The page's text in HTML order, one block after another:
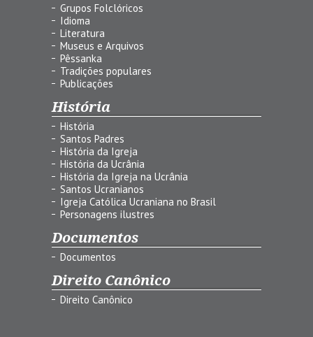
Grupos Folclóricos
Idioma
Literatura
Museus e Arquivos
Pêssanka
Tradições populares
Publicações
História
História
Santos Padres
História da Igreja
História da Ucrânia
História da Igreja na Ucrânia
Santos Ucranianos
Igreja Católica Ucraniana no Brasil
Personagens ilustres
Documentos
Documentos
Direito Canônico
Direito Canônico